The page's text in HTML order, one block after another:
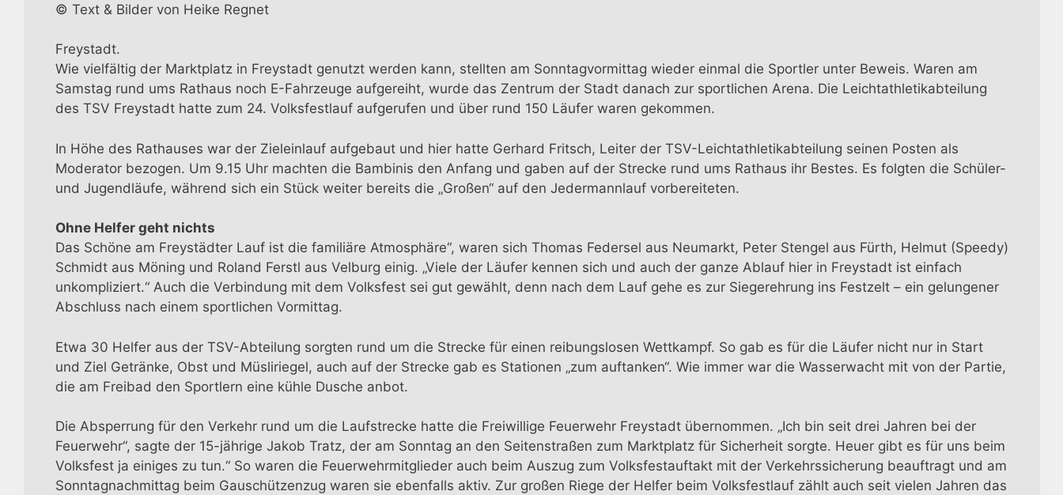
© Text & Bilder von Heike Regnet
Freystadt.
Wie vielfältig der Marktplatz in Freystadt genutzt werden kann, stellten am Sonntagvormittag wieder einmal die Sportler unter Beweis. Waren am
Samstag rund ums Rathaus noch E-Fahrzeuge aufgereiht, wurde das Zentrum der Stadt danach zur sportlichen Arena. Die Leichtathletikabteilung
des TSV Freystadt hatte zum 24. Volksfestlauf aufgerufen und über rund 150 Läufer waren gekommen.
In Höhe des Rathauses war der Zieleinlauf aufgebaut und hier hatte Gerhard Fritsch, Leiter der TSV-Leichtathletikabteilung seinen Posten als
Moderator bezogen. Um 9.15 Uhr machten die Bambinis den Anfang und gaben auf der Strecke rund ums Rathaus ihr Bestes. Es folgten die Schüler-
und Jugendläufe, während sich ein Stück weiter bereits die „Großen“ auf den Jedermannlauf vorbereiteten.
Ohne Helfer geht nichts
Das Schöne am Freystädter Lauf ist die familiäre Atmosphäre“, waren sich Thomas Federsel aus Neumarkt, Peter Stengel aus Fürth, Helmut (Speedy)
Schmidt aus Möning und Roland Ferstl aus Velburg einig. „Viele der Läufer kennen sich und auch der ganze Ablauf hier in Freystadt ist einfach
unkompliziert.“ Auch die Verbindung mit dem Volksfest sei gut gewählt, denn nach dem Lauf gehe es zur Siegerehrung ins Festzelt – ein gelungener
Abschluss nach einem sportlichen Vormittag.
Etwa 30 Helfer aus der TSV-Abteilung sorgten rund um die Strecke für einen reibungslosen Wettkampf. So gab es für die Läufer nicht nur in Start
und Ziel Getränke, Obst und Müsliriegel, auch auf der Strecke gab es Stationen „zum auftanken“. Wie immer war die Wasserwacht mit von der Partie,
die am Freibad den Sportlern eine kühle Dusche anbot.
Die Absperrung für den Verkehr rund um die Laufstrecke hatte die Freiwillige Feuerwehr Freystadt übernommen. „Ich bin seit drei Jahren bei der
Feuerwehr“, sagte der 15-jährige Jakob Tratz, der am Sonntag an den Seitenstraßen zum Marktplatz für Sicherheit sorgte. Heuer gibt es für uns beim
Volksfest ja einiges zu tun.“ So waren die Feuerwehrmitglieder auch beim Auszug zum Volksfestauftakt mit der Verkehrssicherung beauftragt und am
Sonntagnachmittag beim Gauschützenzug waren sie ebenfalls aktiv. Zur großen Riege der Helfer beim Volksfestlauf zählt auch seit vielen Jahren das